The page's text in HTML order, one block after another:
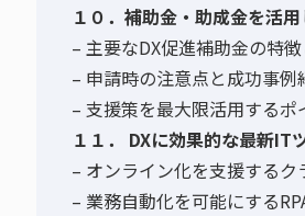
１０．補助金・助成金を活
– 主要なDX促進補助金の特
– 申請時の注意点と成功事例
– 支援策を最大限活用するポ
１１． DXに効果的な最新IT
– オンライン化を支援するク
– 業務自動化を可能にする